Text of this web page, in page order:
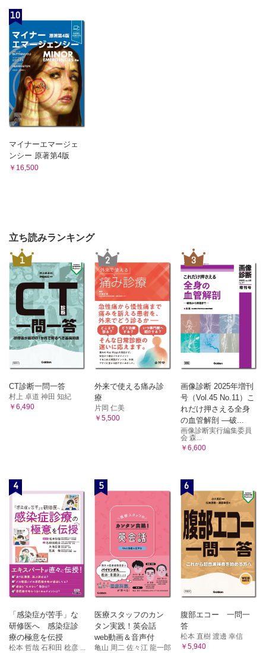
10
マイナーエマージェ
ンシー 原著第4版
￥16,500
立ち読みランキング
1
CT診断一問一答
村上 卓道 神田 知紀
￥6,490
2
外来で使える痛み診
療
片岡 仁美
￥5,500
3
画像診断 2025年増刊
号（Vol.45 No.11）こ
れだけ押さえる全身
の血管解剖 ―破...
画像診断実行編集委員
会 森...
￥6,600
4
「感染症が苦手」な
研修医へ 感染症診
療の極意を伝授
松本 哲哉 石和田 稔彦 ...
5
医療スタッフのカン
タン実践！英会話
web動画＆音声付
亀山 周二 佐々江 龍一郎
6
腹部エコー 一問一
答
松本 直樹 渡邊 幸信
￥5,940